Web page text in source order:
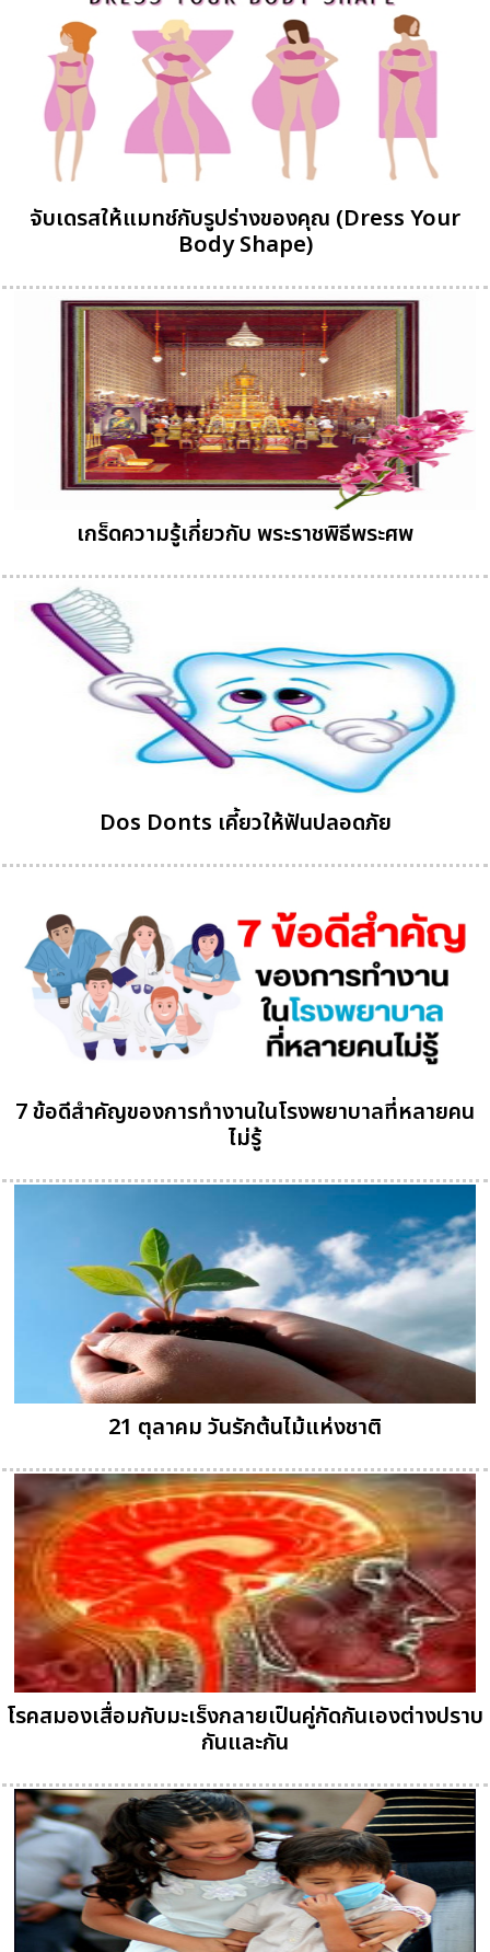
จับเดรสให้แมทช์กับรูปร่างของคุณ (Dress Your
Body Shape)
เกร็ดความรู้เกี่ยวกับ พระราชพิธีพระศพ
Dos Donts เคี้ยวให้ฟันปลอดภัย
7 ข้อดีสำคัญของการทำงานในโรงพยาบาลที่หลายคน
ไม่รู้
21 ตุลาคม วันรักต้นไม้แห่งชาติ
โรคสมองเสื่อมกับมะเร็งกลายเป็นคู่กัดกันเองต่างปราบ
กันและกัน